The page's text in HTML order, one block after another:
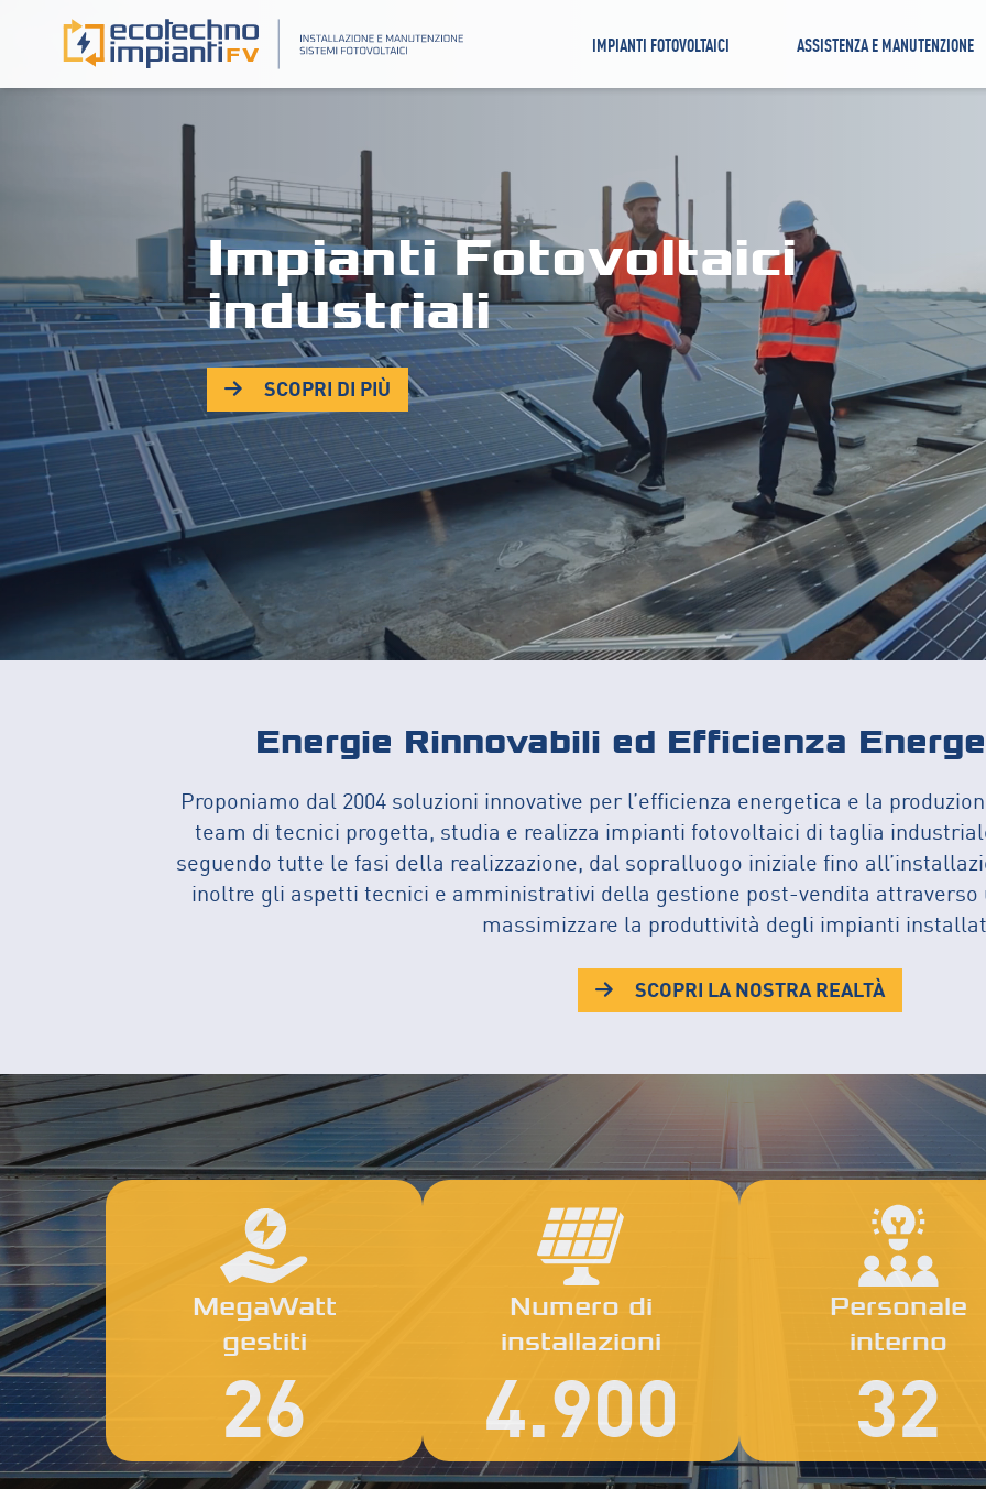
IMPIANTI FOTOVOLTAICI ASSISTENZA E MANUTENZIONE
Impianti Fotovoltaici
industriali
SCOPRI DI PIÙ
Energie Rinnovabili ed Efficienza
Proponiamo dal 2004 soluzioni innovative per l’efficienza energetica e la
team di tecnici progetta, studia e realizza impianti fotovoltaici di taglia
seguendo tutte le fasi della realizzazione, dal sopralluogo iniziale fino
inoltre gli aspetti tecnici e amministrativi della gestione post-vendita attraverso
massimizzare la produttività degli impianti
SCOPRI LA NOSTRA REALTÀ
MegaWatt
gestiti
26
Numero di
installazioni
4.900
Personale
interno
32